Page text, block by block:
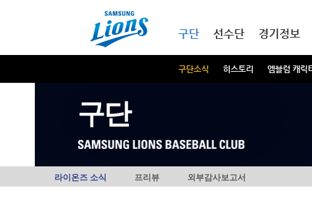
구단
구단소식 히스토리 엠블럼 캐릭
선수단 경기정보
구단
라이온즈 소식 프리뷰 외부감사보고서